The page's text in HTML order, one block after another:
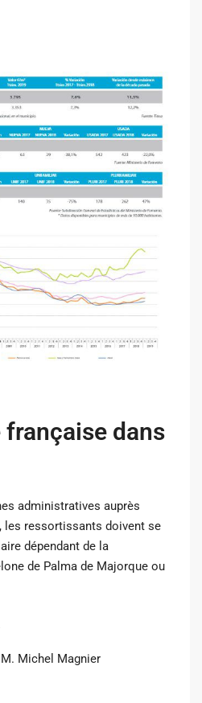
française dans
administratives auprès
les ressortissants doivent se
dépendant de la
de Palma de Majorque ou
Michel Magnier